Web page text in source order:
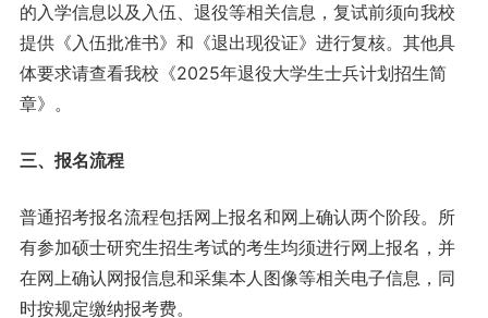
的入学信息以及入伍、退役等相关信息，复试前须向我校
提供《入伍批准书》和《退出现役证》进行复核。其他具
体要求请查看我校《2025年退役大学生士兵计划招生简
章》。
三、报名流程
普通招考报名流程包括网上报名和网上确认两个阶段。所
有参加硕士研究生招生考试的考生均须进行网上报名，并
在网上确认网报信息和采集本人图像等相关电子信息，同
时按规定缴纳报考费。